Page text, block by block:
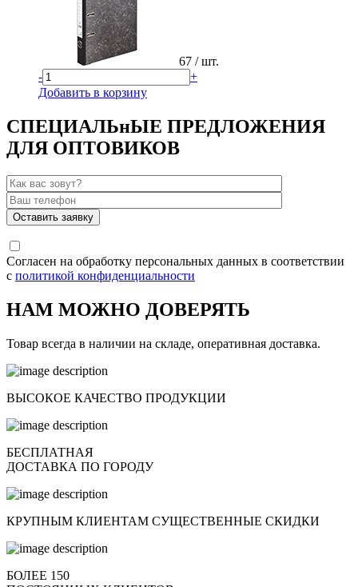
67 / шт.
-
+
Добавить в корзину
СПЕЦИАЛЬнЫЕ ПРЕДЛОЖЕНИЯ
ДЛЯ ОПТОВИКОВ
Согласен на обработку персональных данных в соответствии
с политикой конфиденциальности
НАМ МОЖНО ДОВЕРЯТЬ
Товар всегда в наличии на складе, оперативная доставка.
ВЫСОКОЕ КАЧЕСТВО ПРОДУКЦИИ
БЕСПЛАТНАЯ
ДОСТАВКА ПО ГОРОДУ
КРУПНЫМ КЛИЕНТАМ СУЩЕСТВЕННЫЕ СКИДКИ
БОЛЕЕ 150